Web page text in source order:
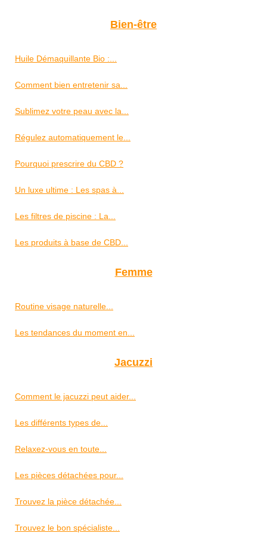
Bien-être
Huile Démaquillante Bio :...
Comment bien entretenir sa...
Sublimez votre peau avec la...
Régulez automatiquement le...
Pourquoi prescrire du CBD ?
Un luxe ultime : Les spas à...
Les filtres de piscine : La...
Les produits à base de CBD...
Femme
Routine visage naturelle...
Les tendances du moment en...
Jacuzzi
Comment le jacuzzi peut aider...
Les différents types de...
Relaxez-vous en toute...
Les pièces détachées pour...
Trouvez la pièce détachée...
Trouvez le bon spécialiste...